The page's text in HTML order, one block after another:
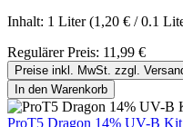
Inhalt: 1 Liter(1,20 € / 0.1
Regulärer Preis: 11,99 €
Preise inkl. MwSt. zzgl.
In den Warenkorb
ProT5 Dragon 14% UV-B Kit